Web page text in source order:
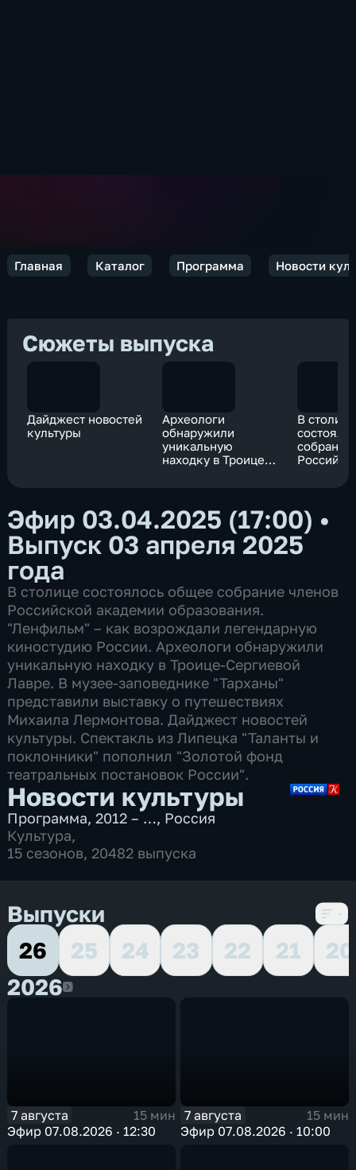
Главная Каталог Программа Новости
Сюжеты выпуска
Дайджест новостей
культуры
Археологи
обнаружили
уникальную
находку в Троице-
В столице
собрание
Эфир 03.04.2025 (17:00) •
Выпуск 03 апреля 2025
года
В столице состоялось общее собрание членов
Российской академии образования.
"Ленфильм" – как возрождали легендарную
киностудию России. Археологи обнаружили
уникальную находку в Троице-Сергиевой
Лавре. В музее-заповеднике "Тарханы"
представили выставку о путешествиях
Михаила Лермонтова. Дайджест новостей
культуры. Спектакль из Липецка "Таланты и
поклонники" пополнил "Золотой фонд
театральных постановок России".
Новости культуры
Программа,2012 – …, Россия
Культура,
15 сезонов, 20482 выпуска
Выпуски
26
25 24 23 22 21
20
20262026
7 августа
15 мин
Эфир 07.08.2026 · 12:30
7 августа
15 мин
Эфир 07.08.2026 · 10:00